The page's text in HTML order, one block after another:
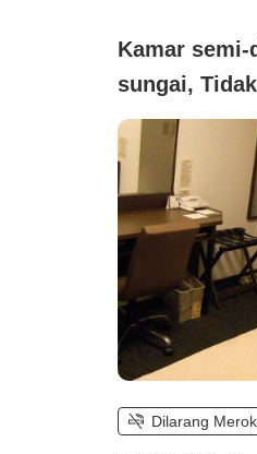
Kamar semi-
sungai,
Double ×
Tersedia")
Dilarang